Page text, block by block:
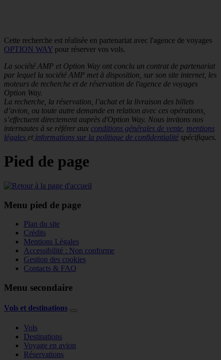
Cette recherche est réalisée en partenariat avec l'agence de voyages
OPTION WAY pour réserver vos vols.
La société AMP et Option Way ont conclu un contrat de partenariat
par lequel la société AMP met à disposition, sur son site internet, les
moteurs de recherche et de réservation de l'agence de voyages
Option Way.
La recherche, la réservation, l’achat et la livraison des billets
d’avion, ou toute autre demande en relation avec ces opérations,
s’effectuent directement auprès d'Option Way. Nous invitons nos
internautes à se référer aux conditions générales de vente mentions
légales etinformations sur la politique de confidentialité spécifiques.
Pied de page
Menu pied de page
Plan du site
Crédits
Mentions Légales
Accessibilité : Non conforme
Gestion des cookies
Contacts & FAQ
Menu secondaire
Vols et destinations
Vols
Destinations
Voyage en avion
Réservations